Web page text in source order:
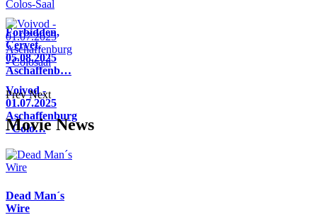
Forbidden,
Cervet,
05.08.2025
Aschaffenb…
Voivod -
01.07.2025
Aschaffenburg
- Colo…
Prev Next
Movie News
Dead Man´s
Wire